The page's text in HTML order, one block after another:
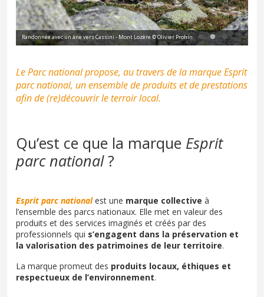
Randonnée avec un âne vers Cassini - Mont Lozère © Olivier Prohin
Le Parc national propose, au travers de la marqueEsprit
parc national, un ensemble de produits et de prestations
afin de (re)découvrir le terroir local.
Qu’est ce que la marque Esprit
parc national?
Esprit parc nationalest une marque collective à
l’ensemble des parcs nationaux. Elle met en valeur des
produits et des services imaginés et créés par des
professionnels qui s’engagent dans la préservation et
la valorisation des patrimoines de leur territoire.
La marque promeut des produits locaux, éthiques et
respectueux de l’environnement.